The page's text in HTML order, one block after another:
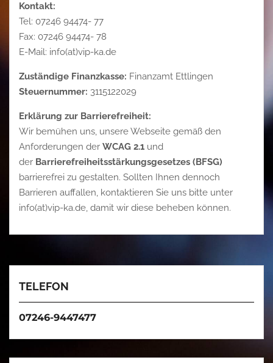
Kontakt:
Tel: 07246 94474- 77
Fax: 07246 94474- 78
E-Mail: info(at)vip-ka.de
Zuständige Finanzkasse: Finanzamt Ettlingen
Steuernummer: 3115122029
Erklärung zur Barrierefreiheit:
Wir bemühen uns, unsere Webseite gemäß den
Anforderungen der WCAG 2.1 und
der Barrierefreiheitsstärkungsgesetzes (BFSG)
barrierefrei zu gestalten. Sollten Ihnen dennoch
Barrieren auffallen, kontaktieren Sie uns bitte unter
info(at)vip-ka.de, damit wir diese beheben können.
TELEFON
07246-9447477